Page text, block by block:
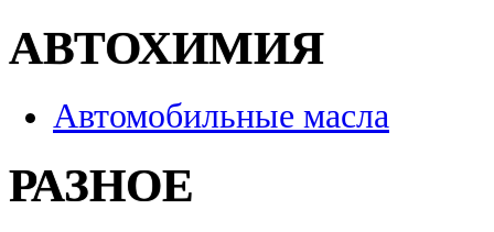
АВТОХИМИЯ
Автомобильные масла
РАЗНОЕ